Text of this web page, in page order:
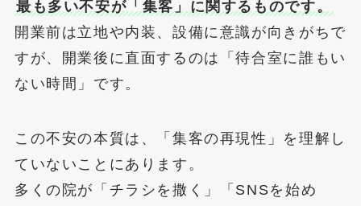
最も多い不安が「集客」に関するものです。
開業前は立地や内装、設備に意識が向きがちで
すが、開業後に直面するのは「待合室に誰もい
ない時間」です。
この不安の本質は、「集客の再現性」を理解し
ていないことにあります。
多くの院が「チラシを撒く」「SNSを始め